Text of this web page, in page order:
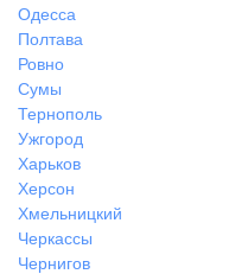
Одесса
Полтава
Ровно
Сумы
Тернополь
Ужгород
Харьков
Херсон
Хмельницкий
Черкассы
Чернигов